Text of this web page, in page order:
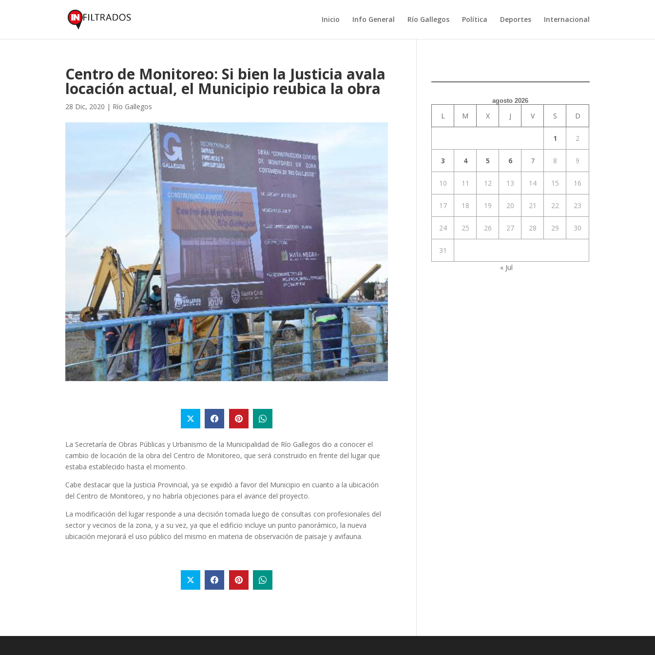
Inicio Info General Río Gallegos Política Deportes Internacional
Centro de Monitoreo: Si bien la Justicia avala
locación actual, el Municipio reubica la obra
28 Dic, 2020 | Río Gallegos
La Secretaría de Obras Públicas y Urbanismo de la Municipalidad de Río Gallegos dio a conocer el
cambio de locación de la obra del Centro de Monitoreo, que será construido en frente del lugar que
estaba establecido hasta el momento.
Cabe destacar que la Justicia Provincial, ya se expidió a favor del Municipio en cuanto a la ubicación
del Centro de Monitoreo, y no habría objeciones para el avance del proyecto.
La modificación del lugar responde a una decisión tomada luego de consultas con profesionales del
sector y vecinos de la zona, y a su vez, ya que el edificio incluye un punto panorámico, la nueva
ubicación mejorará el uso público del mismo en materia de observación de paisaje y avifauna.
agosto 2026
L M X J V S D
1 2
3 4 5 6 7 8 9
10 11 12 13 14 15 16
17 18 19 20 21 22 23
24 25 26 27 28 29 30
31
« Jul